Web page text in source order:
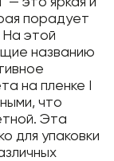
порадует
На этой
названию
на пленке I
что
Эта
для упаковки